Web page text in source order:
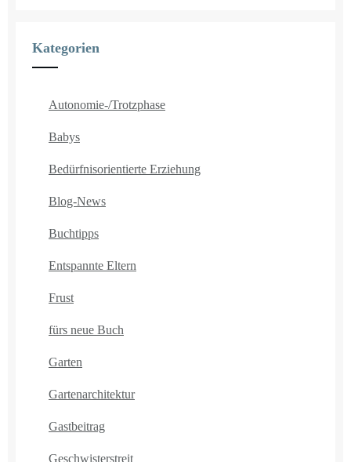
Kategorien
Autonomie-/Trotzphase
Babys
Bedürfnisorientierte Erziehung
Blog-News
Buchtipps
Entspannte Eltern
Frust
fürs neue Buch
Garten
Gartenarchitektur
Gastbeitrag
Geschwisterstreit